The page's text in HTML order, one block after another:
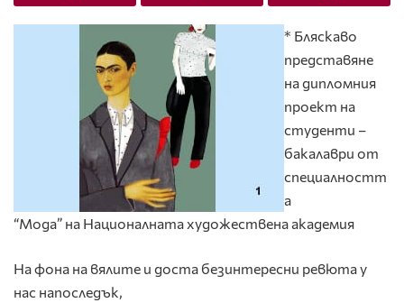
* Бляскаво
представяне
на дипломния
проект на
студенти –
бакалаври от
специалностт
а
“Мода” на Националната художествена академия
На фона на вялите и доста безинтересни ревюта у
нас напоследък,